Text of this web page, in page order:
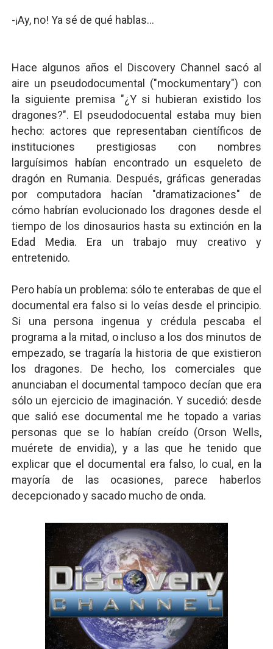
-¡Ay, no! Ya sé de qué hablas...
Hace algunos años el Discovery Channel sacó al
aire un pseudodocumental ("mockumentary") con
la siguiente premisa "¿Y si hubieran existido los
dragones?". El pseudodocuental estaba muy bien
hecho: actores que representaban científicos de
instituciones prestigiosas con nombres
larguísimos habían encontrado un esqueleto de
dragón en Rumania. Después, gráficas generadas
por computadora hacían "dramatizaciones" de
cómo habrían evolucionado los dragones desde el
tiempo de los dinosaurios hasta su extinción en la
Edad Media. Era un trabajo muy creativo y
entretenido.
Pero había un problema: sólo te enterabas de que el
documental era falso si lo veías desde el principio.
Si una persona ingenua y crédula pescaba el
programa a la mitad, o incluso a los dos minutos de
empezado, se tragaría la historia de que existieron
los dragones. De hecho, los comerciales que
anunciaban el documental tampoco decían que era
sólo un ejercicio de imaginación. Y sucedió: desde
que salió ese documental me he topado a varias
personas que se lo habían creído (Orson Wells,
muérete de envidia), y a las que he tenido que
explicar que el documental era falso, lo cual, en la
mayoría de las ocasiones, parece haberlos
decepcionado y sacado mucho de onda.